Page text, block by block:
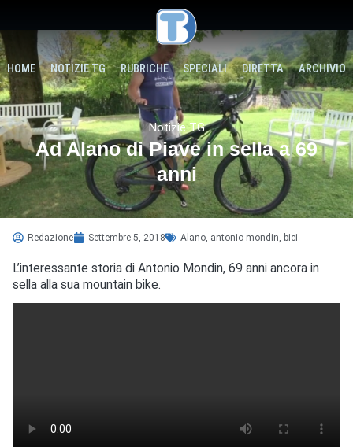
HOME NOTIZIE TG RUBRICHE SPECIALI DIRETTA ARCHIVIO
Notizie TG
Ad Alano di Piave in sella a 69
anni
Redazione Settembre 5, 2018 Alano antonio mondin bici
L’interessante storia di Antonio Mondin, 69 anni ancora in
sella alla sua mountain bike.